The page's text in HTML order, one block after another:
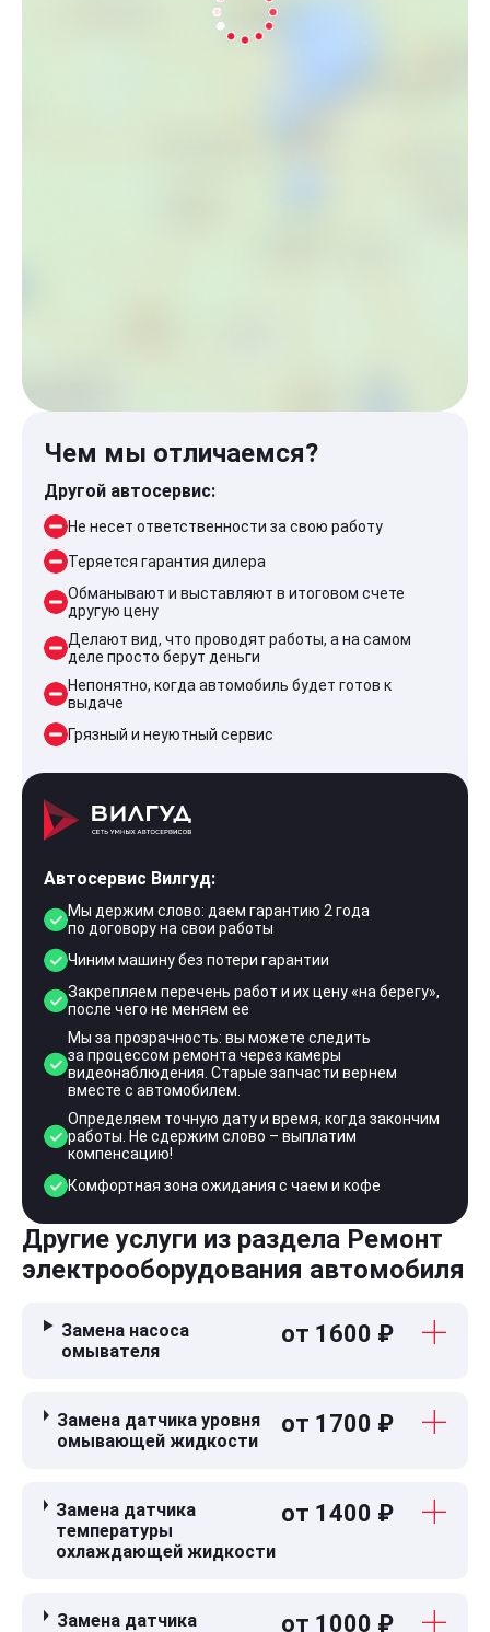
Чем мы отличаемся?
Другой автосервис:
Не несет ответственности за свою работу
Теряется гарантия дилера
Обманывают и выставляют в итоговом счете
другую цену
Делают вид, что проводят работы, а на самом
деле просто берут деньги
Непонятно, когда автомобиль будет готов к
выдаче
Грязный и неуютный сервис
Автосервис Вилгуд:
Мы держим слово: даем гарантию 2 года
по договору на свои работы
Чиним машину без потери гарантии
Закрепляем перечень работ и их цену «на берегу»,
после чего не меняем ее
Мы за прозрачность: вы можете следить
за процессом ремонта через камеры
видеонаблюдения. Старые запчасти вернем
вместе с автомобилем.
Определяем точную дату и время, когда закончим
работы. Не сдержим слово – выплатим
компенсацию!
Комфортная зона ожидания с чаем и кофе
Другие услуги из раздела Ремонт
электрооборудования автомобиля
Замена насоса
омывателя
от 1600 ₽
Замена датчика уровня
омывающей жидкости
от 1700 ₽
Замена датчика
температуры
охлаждающей жидкости
от 1400 ₽
Замена датчика
от 1000 ₽